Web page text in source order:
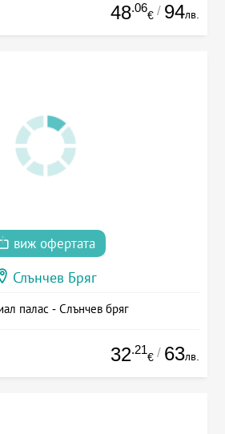
48.06
€ / 94лв.
виж офертата
Слънчев Бряг
палас - Слънчев бряг
32.21
€ / 63лв.